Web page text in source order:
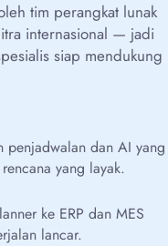
tim perangkat lunak
internasional — jadi
siap mendukung
penjadwalan dan AI yang
yang layak.
ke ERP dan MES
lancar.